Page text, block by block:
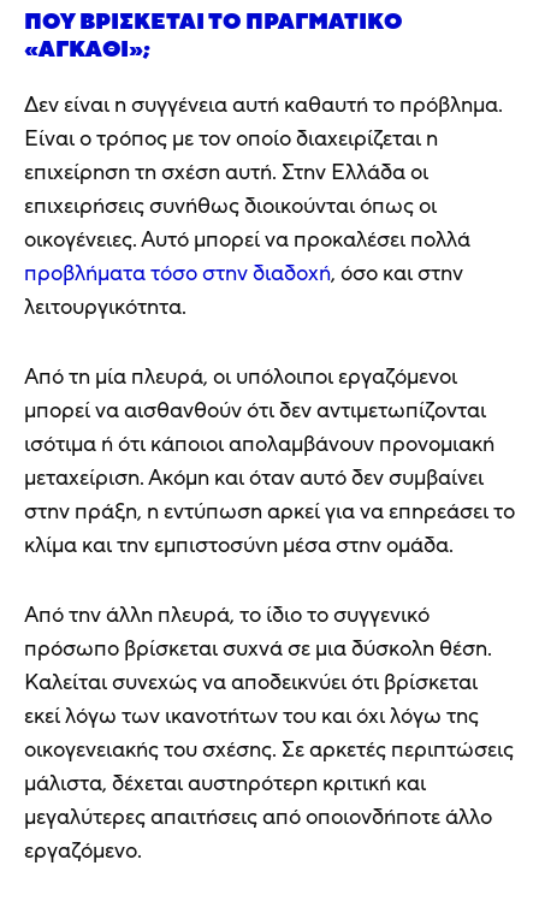
ΠΟΎ ΒΡΊΣΚΕΤΑΙ ΤΟ ΠΡΑΓΜΑΤΙΚΌ
«ΑΓΚΆΘΙ»;
Δεν είναι η συγγένεια αυτή καθαυτή το πρόβλημα.
Είναι ο τρόπος με τον οποίο διαχειρίζεται η
επιχείρηση τη σχέση αυτή. Στην Ελλάδα οι
επιχειρήσεις συνήθως διοικούνται όπως οι
οικογένειες. Αυτό μπορεί να προκαλέσει πολλά
προβλήματα τόσο στην διαδοχή, όσο και στην
λειτουργικότητα.
Από τη μία πλευρά, οι υπόλοιποι εργαζόμενοι
μπορεί να αισθανθούν ότι δεν αντιμετωπίζονται
ισότιμα ή ότι κάποιοι απολαμβάνουν προνομιακή
μεταχείριση. Ακόμη και όταν αυτό δεν συμβαίνει
στην πράξη, η εντύπωση αρκεί για να επηρεάσει το
κλίμα και την εμπιστοσύνη μέσα στην ομάδα.
Από την άλλη πλευρά, το ίδιο το συγγενικό
πρόσωπο βρίσκεται συχνά σε μια δύσκολη θέση.
Καλείται συνεχώς να αποδεικνύει ότι βρίσκεται
εκεί λόγω των ικανοτήτων του και όχι λόγω της
οικογενειακής του σχέσης. Σε αρκετές περιπτώσεις
μάλιστα, δέχεται αυστηρότερη κριτική και
μεγαλύτερες απαιτήσεις από οποιονδήποτε άλλο
εργαζόμενο.